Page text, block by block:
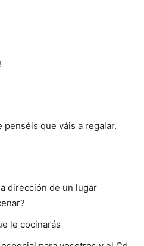
penséis que váis a regalar.
dirección de un lugar
le cocinarás